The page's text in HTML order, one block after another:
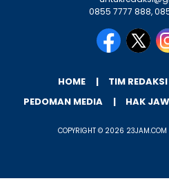
0855 7777 888,
HOME TIM REDAKSI
PEDOMAN MEDIA
HAK
COPYRIGHT © 2026 23JAM.COM